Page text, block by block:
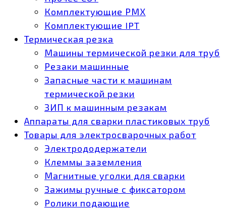
Комплектующие РМХ
Комплектующие IPT
Термическая резка
Машины термической резки для труб
Резаки машинные
Запасные части к машинам
термической резки
ЗИП к машинным резакам
Аппараты для сварки пластиковых труб
Товары для электросварочных работ
Электрододержатели
Клеммы заземления
Магнитные уголки для сварки
Зажимы ручные с фиксатором
Ролики подающие